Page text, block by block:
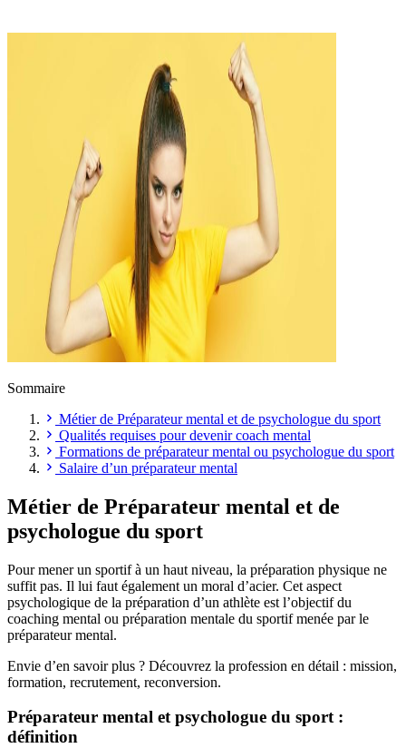
Sommaire
Métier de Préparateur mental et de psychologue du sport
Qualités requises pour devenir coach mental
Formations de préparateur mental ou psychologue du sport
Salaire d’un préparateur mental
Métier de Préparateur mental et de
psychologue du sport
Pour mener un sportif à un haut niveau, la préparation physique ne
suffit pas. Il lui faut également un moral d’acier. Cet aspect
psychologique de la préparation d’un athlète est l’objectif du
coaching mental ou préparation mentale du sportif menée par le
préparateur mental.
Envie d’en savoir plus ? Découvrez la profession en détail : mission,
formation, recrutement, reconversion.
Préparateur mental et psychologue du sport :
définition